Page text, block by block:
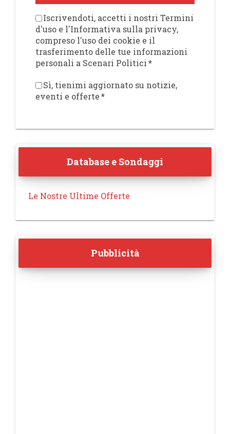
Iscrivendoti, accetti i nostri Termini
d'uso e l'Informativa sulla privacy,
compreso l'uso dei cookie e il
trasferimento delle tue informazioni
personali a Scenari Politici*
Sì, tienimi aggiornato su notizie,
eventi e offerte*
Database e Sondaggi
Le Nostre Ultime Offerte
Pubblicità